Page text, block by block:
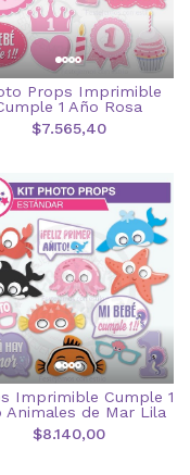
Props Imprimible
1 Año Rosa
$7.565,40
Imprimible Cumple 1
Animales de Mar Lila
$8.140,00